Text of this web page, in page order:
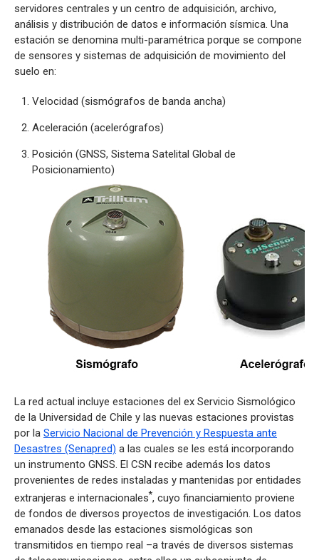
servidores centrales y un centro de adquisición, archivo,
análisis y distribución de datos e información sísmica. Una
estación se denomina multi-paramétrica porque se compone
de sensores y sistemas de adquisición de movimiento del
suelo en:
Velocidad (sismógrafos de banda ancha)
Aceleración (acelerógrafos)
Posición (GNSS, Sistema Satelital Global de
Posicionamiento)
La red actual incluye estaciones del ex Servicio Sismológico
de la Universidad de Chile y las nuevas estaciones provistas
por la Servicio Nacional de Prevención y Respuesta ante
Desastres (Senapred) a las cuales se les está incorporando
un instrumento GNSS. El CSN recibe además los datos
provenientes de redes instaladas y mantenidas por entidades
extranjeras e internacionales*, cuyo financiamiento proviene
de fondos de diversos proyectos de investigación. Los datos
emanados desde las estaciones sismológicas son
transmitidos en tiempo real –a través de diversos sistemas